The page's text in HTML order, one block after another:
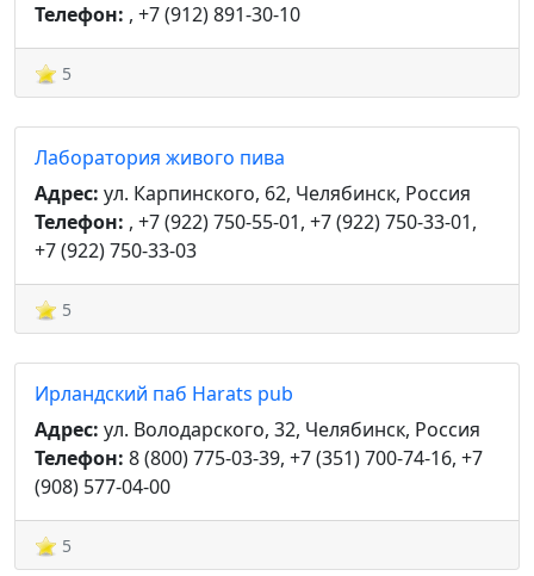
Телефон: , +7 (912) 891-30-10
5
Лаборатория живого пива
Адрес: ул. Карпинского, 62, Челябинск, Россия
Телефон: , +7 (922) 750-55-01, +7 (922) 750-33-01,
+7 (922) 750-33-03
5
Ирландский паб Harats pub
Адрес: ул. Володарского, 32, Челябинск, Россия
Телефон: 8 (800) 775-03-39, +7 (351) 700-74-16, +7
(908) 577-04-00
5